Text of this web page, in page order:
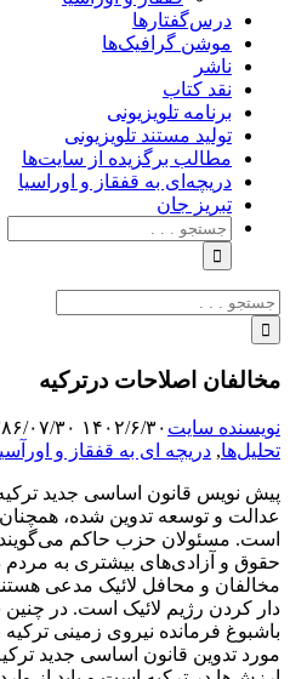
درس‌گفتارها
موشن گرافیک‌ها
ناشر
نقد کتاب
برنامه‌ تلویزیونی
تولید مستند تلویزیونی
مطالب برگزیده از سایت‌ها
دریچه‌ای به قفقاز و اوراسیا
تبریزِ جان
جستجو
برای:
جستجو
برای:
مخالفان اصلاحات درترکیه
نویسنده سایت ۱۴۰۲/۶/۳۰ ۱۹:۴۲:۲۳ ۱۳۸۶/
تحلیل‌ها, دریچه ای به قفقاز و
پیش نویس قانون اساسی جدید
عدالت و توسعه تدوین شده،
است. مسئولان حزب حاکم
حقوق و آزادی‌های بیشتری به مردم
مخالفان و محافل لائیک مدعی
دار کردن رژیم لائیک است. در چنین
باشبوغ فرمانده نیروی زمینی
مورد تدوین قانون اساسی جدید